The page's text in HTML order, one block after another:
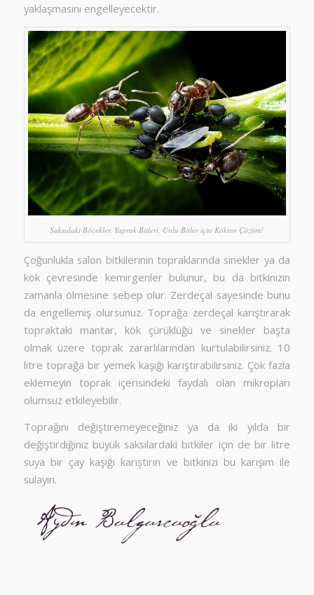
yaklaşmasını engelleyecektir.
Saksıdaki Böcekler, Yaprak Bitleri, Unlu Bitler için Kökten Çözüm!
Çoğunlukla salon bitkilerinin topraklarında sinekler ya da
kök çevresinde kemirgenler bulunur, bu da bitkinizin
zamanla ölmesine sebep olur. Zerdeçal sayesinde bunu
da engellemiş olursunuz. Toprağa zerdeçal karıştırarak
topraktaki mantar, kök çürüklüğü ve sinekler başta
olmak üzere toprak zararlılarından kurtulabilirsiniz. 10
litre toprağa bir yemek kaşığı karıştırabilirsiniz. Çok fazla
eklemeyin toprak içerisindeki faydalı olan mikropları
olumsuz etkileyebilir.
Toprağını değiştiremeyeceğiniz ya da iki yılda bir
değiştirdiğiniz büyük saksılardaki bitkiler için de bir litre
suya bir çay kaşığı karıştırın ve bitkinizi bu karışım ile
sulayın.